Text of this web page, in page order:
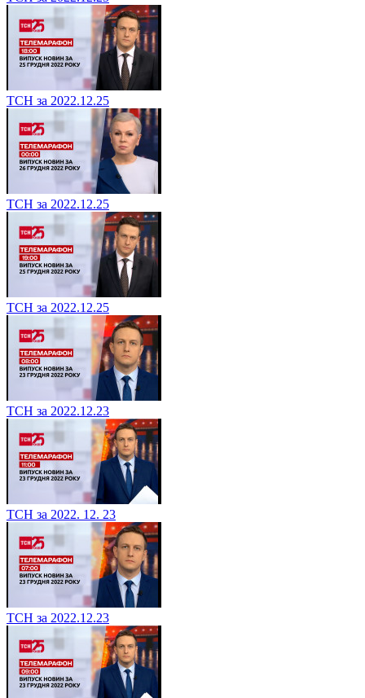
ТСН за 2022.12.25
ТСН за 2022.12.25
ТСН за 2022.12.25
ТСН за 2022.12.23
ТСН за 2022. 12. 23
ТСН за 2022.12.23